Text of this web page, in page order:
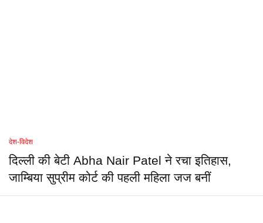
देश-विदेश
दिल्ली की बेटी Abha Nair Patel ने रचा इतिहास,
जाम्बिया सुप्रीम कोर्ट की पहली महिला जज बनीं